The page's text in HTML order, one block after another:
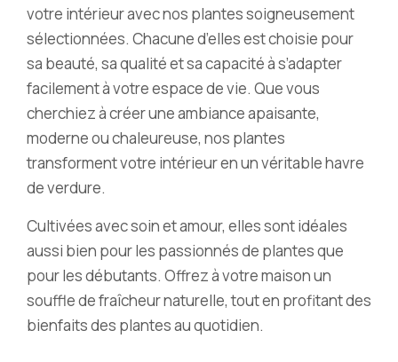
votre intérieur avec nos plantes soigneusement
sélectionnées. Chacune d’elles est choisie pour
sa beauté, sa qualité et sa capacité à s’adapter
facilement à votre espace de vie. Que vous
cherchiez à créer une ambiance apaisante,
moderne ou chaleureuse, nos plantes
transforment votre intérieur en un véritable havre
de verdure.
Cultivées avec soin et amour, elles sont idéales
aussi bien pour les passionnés de plantes que
pour les débutants. Offrez à votre maison un
souffle de fraîcheur naturelle, tout en profitant des
bienfaits des plantes au quotidien.